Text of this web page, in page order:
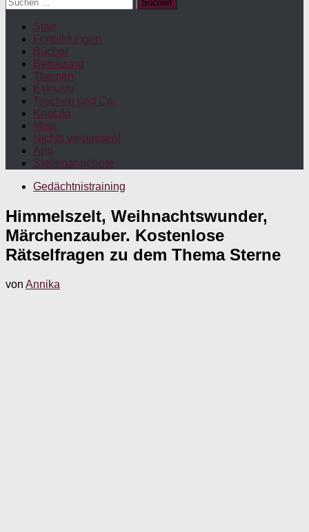
nach:
Start
Fortbildungen
Bücher
Betreuung
Themen
Exklusiv
Taschen und Co.
Kontakt
Maw
Nichts verpassen!
App
Stellenangebote
Gedächtnistraining
Himmelszelt, Weihnachtswunder,
Märchenzauber. Kostenlose
Rätselfragen zu dem Thema Sterne
von Annika